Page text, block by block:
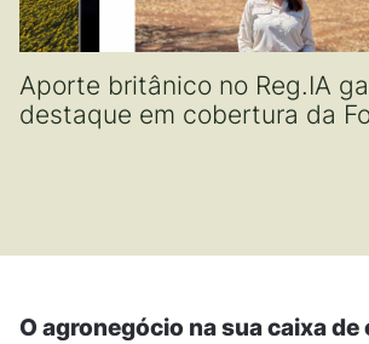
Aporte britânico no Reg.IA
destaque em cobertura da
O agronegócio na sua caixa de